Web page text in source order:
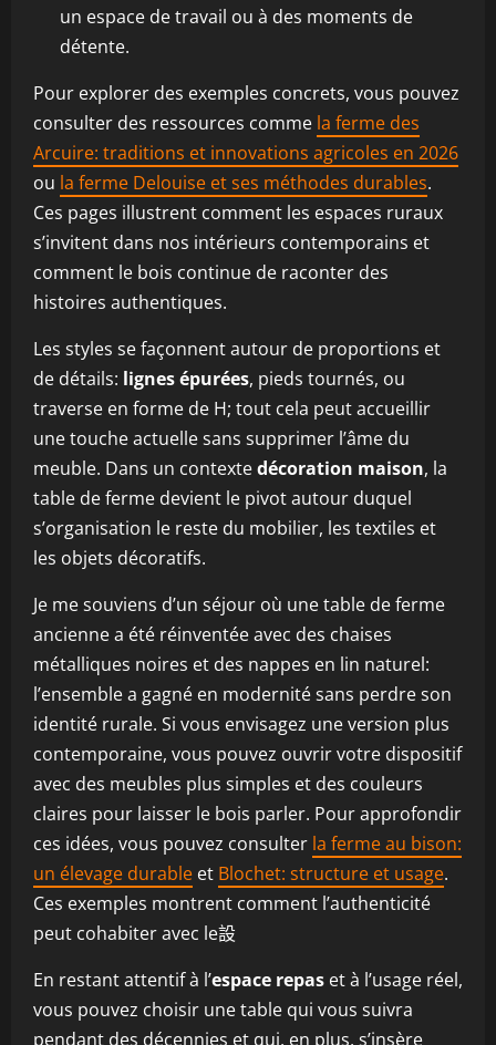
un espace de travail ou à des moments de
détente.
Pour explorer des exemples concrets, vous pouvez
consulter des ressources comme la ferme des
Arcuire: traditions et innovations agricoles en 2026
ou la ferme Delouise et ses méthodes durables.
Ces pages illustrent comment les espaces ruraux
s’invitent dans nos intérieurs contemporains et
comment le bois continue de raconter des
histoires authentiques.
Les styles se façonnent autour de proportions et
de détails: lignes épurées, pieds tournés, ou
traverse en forme de H; tout cela peut accueillir
une touche actuelle sans supprimer l’âme du
meuble. Dans un contextedécoration maison, la
table de ferme devient le pivot autour duquel
s’organisation le reste du mobilier, les textiles et
les objets décoratifs.
Je me souviens d’un séjour où une table de ferme
ancienne a été réinventée avec des chaises
métalliques noires et des nappes en lin naturel:
l’ensemble a gagné en modernité sans perdre son
identité rurale. Si vous envisagez une version plus
contemporaine, vous pouvez ouvrir votre dispositif
avec des meubles plus simples et des couleurs
claires pour laisser le bois parler. Pour approfondir
ces idées, vous pouvez consulter la ferme au bison:
un élevage durable et Blochet: structure et usage.
Ces exemples montrent comment l’authenticité
peut cohabiter avec le設
En restant attentif à l’espace repas et à l’usage réel,
vous pouvez choisir une table qui vous suivra
pendant des décennies et qui, en plus, s’insère